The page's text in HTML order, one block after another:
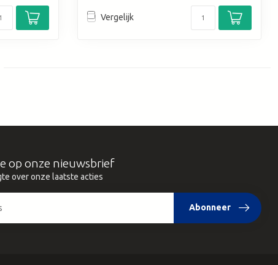
Vergelijk
op onze nieuwsbrief
over onze laatste acties
Abonneer